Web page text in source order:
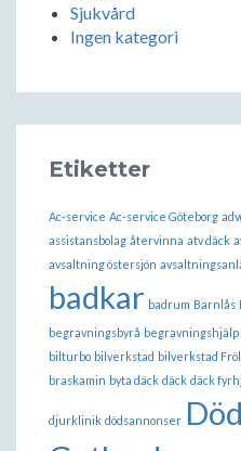
Sjukvård
Ingen kategori
Etiketter
Ac-service Ac-service Göteborg
assistansbolag återvinna atv däck
avsaltning östersjön
badkar badrum Barnlås
begravningsbyrå begravningshjälp
bilturbo bilverkstad bilverkstad
braskamin byta däck däck däck
djurklinik dödsannonser